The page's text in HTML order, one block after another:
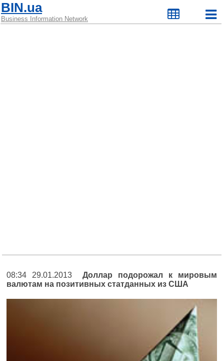
BIN.ua
Business Information Network
08:34 29.01.2013Доллар подорожал к мировым
валютам на позитивных статданных из США